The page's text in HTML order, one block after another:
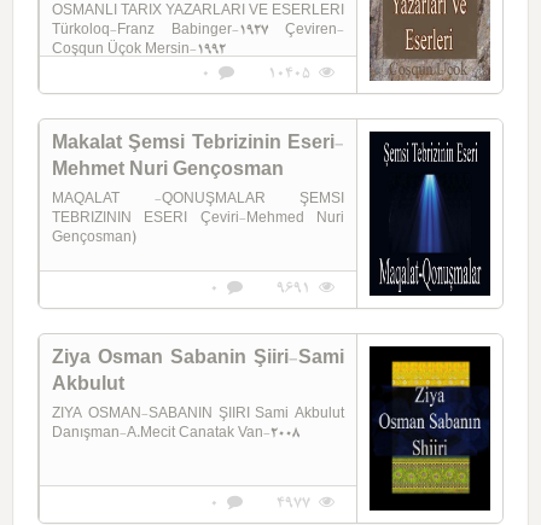
OSMANLI TARIX YAZARLARI VE ESERLERI
Türkoloq-Franz Babinger-1927 Çeviren-
Coşqun Üçok Mersin-1992
10405
0
Makalat Şemsi Tebrizinin Eseri-
Mehmet Nuri Gençosman
MAQALAT -QONUŞMALAR ŞEMSI
TEBRIZININ ESERI Çeviri-Mehmed Nuri
Gençosman)
9691
0
Ziya Osman Sabanin Şiiri-Sami
Akbulut
ZIYA OSMAN-SABANIN ŞIIRI Sami Akbulut
Danışman-A.Mecit Canatak Van-2008
4977
0